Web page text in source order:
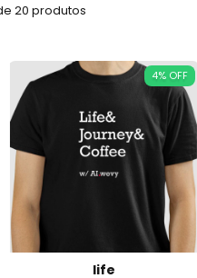
20 produtos
4% OFF
life